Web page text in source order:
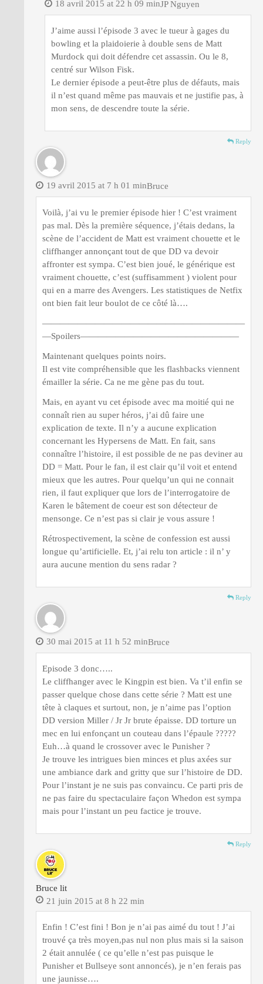
JP Nguyen
18 avril 2015 at 22 h 09 min
J’aime aussi l’épisode 3 avec le tueur à gages du
bowling et la plaidoierie à double sens de Matt
Murdock qui doit défendre cet assassin. Ou le 8,
centré sur Wilson Fisk.
Le dernier épisode a peut-être plus de défauts, mais
il n’est quand même pas mauvais et ne justifie pas, à
mon sens, de descendre toute la série.
Reply
Bruce
19 avril 2015 at 7 h 01 min
Voilà, j’ai vu le premier épisode hier ! C’est vraiment
pas mal. Dès la première séquence, j’étais dedans, la
scène de l’accident de Matt est vraiment chouette et le
cliffhanger annonçant tout de que DD va devoir
affronter est sympa. C’est bien joué, le générique est
vraiment chouette, c’est (suffisamment ) violent pour
qui en a marre des Avengers. Les statistiques de Netfix
ont bien fait leur boulot de ce côté là….
———————————————————————
—Spoilers——————————————————
Maintenant quelques points noirs.
Il est vite compréhensible que les flashbacks viennent
émailler la série. Ca ne me gène pas du tout.
Mais, en ayant vu cet épisode avec ma moitié qui ne
connaît rien au super héros, j’ai dû faire une
explication de texte. Il n’y a aucune explication
concernant les Hypersens de Matt. En fait, sans
connaître l’histoire, il est possible de ne pas deviner au
DD = Matt. Pour le fan, il est clair qu’il voit et entend
mieux que les autres. Pour quelqu’un qui ne connait
rien, il faut expliquer que lors de l’interrogatoire de
Karen le bâtement de coeur est son détecteur de
mensonge. Ce n’est pas si clair je vous assure !
Rétrospectivement, la scène de confession est aussi
longue qu’artificielle. Et, j’ai relu ton article : il n’ y
aura aucune mention du sens radar ?
Reply
Bruce
30 mai 2015 at 11 h 52 min
Episode 3 donc…..
Le cliffhanger avec le Kingpin est bien. Va t’il enfin se
passer quelque chose dans cette série ? Matt est une
tête à claques et surtout, non, je n’aime pas l’option
DD version Miller / Jr Jr brute épaisse. DD torture un
mec en lui enfonçant un couteau dans l’épaule ?????
Euh…à quand le crossover avec le Punisher ?
Je trouve les intrigues bien minces et plus axées sur
une ambiance dark and gritty que sur l’histoire de DD.
Pour l’instant je ne suis pas convaincu. Ce parti pris de
ne pas faire du spectaculaire façon Whedon est sympa
mais pour l’instant un peu factice je trouve.
Reply
Bruce lit
21 juin 2015 at 8 h 22 min
Enfin ! C’est fini ! Bon je n’ai pas aimé du tout ! J’ai
trouvé ça très moyen,pas nul non plus mais si la saison
2 était annulée ( ce qu’elle n’est pas puisque le
Punisher et Bullseye sont annoncés), je n’en ferais pas
une jaunisse….